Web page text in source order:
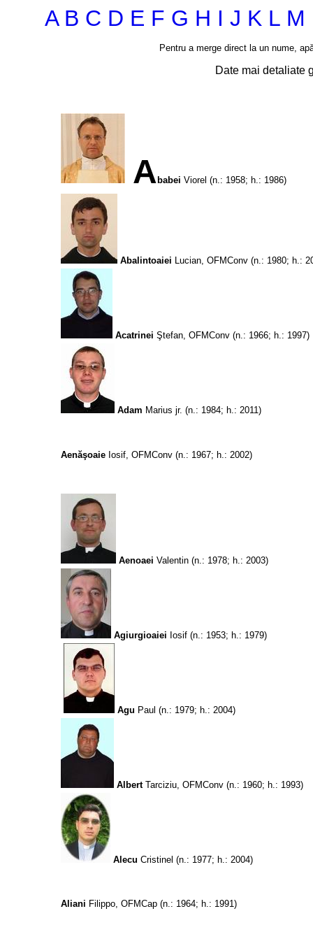
A B C D E F G H I J K L M
Pentru a merge direct la un nume, ap
Date mai detaliate
A babei Viorel (n.: 1958; h.: 1986)
Abalintoaiei Lucian, OFMConv (n.: 1980; h.:
Acatrinei Ştefan, OFMConv (n.: 1966; h.: 1997)
Adam Marius jr. (n.: 1984; h.: 2011)
AenăşoaieIosif, OFMConv (n.: 1967; h.: 2002)
Aenoaei Valentin (n.: 1978; h.: 2003)
Agiurgioaiei Iosif (n.: 1953; h.: 1979)
Agu Paul (n.: 1979; h.: 2004)
AlbertTarciziu, OFMConv (n.: 1960; h.: 1993)
Alecu Cristinel (n.: 1977; h.: 2004)
Aliani Filippo, OFMCap (n.: 1964; h.: 1991)